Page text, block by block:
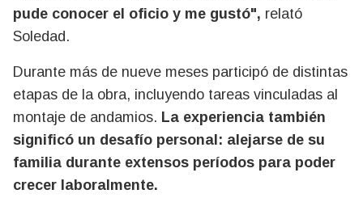
pude conocer el oficio y me gustó", relató
Soledad.
Durante más de nueve meses participó de distintas
etapas de la obra, incluyendo tareas vinculadas al
montaje de andamios. La experiencia también
significó un desafío personal: alejarse de su
familia durante extensos períodos para poder
crecer laboralmente.